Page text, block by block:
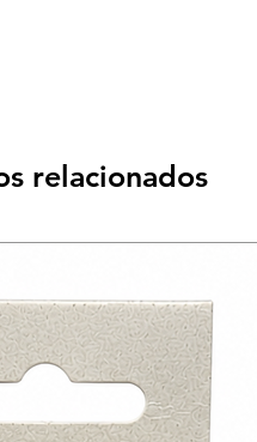
relacionados